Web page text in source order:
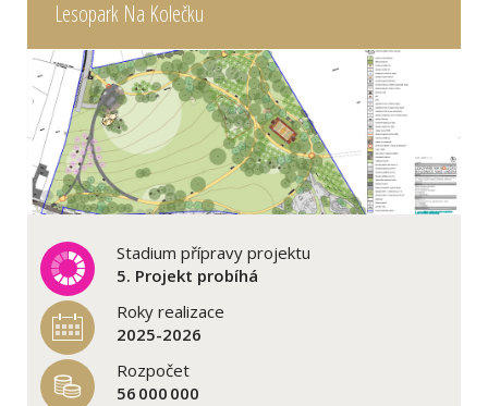
Lesopark Na Kolečku
Stadium přípravy projektu
5. Projekt probíhá
Roky realizace
2025-2026
Rozpočet
56 000 000